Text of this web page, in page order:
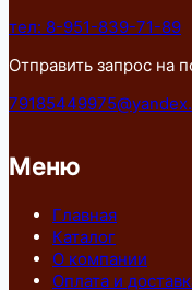
тел: 8-951-839-71-89
Отправить запрос на
Меню
Главная
Каталог
О компании
Оплата и